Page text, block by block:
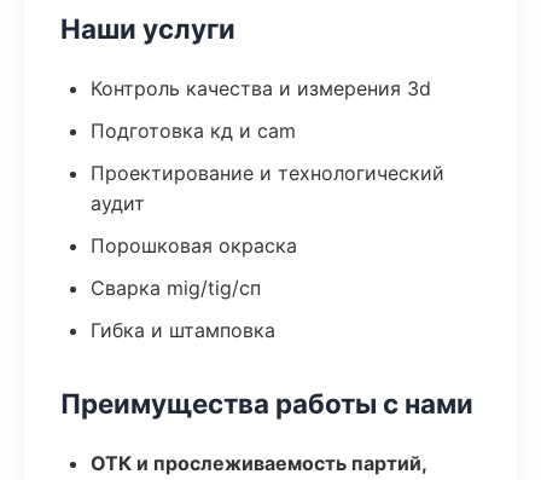
Наши услуги
Контроль качества и измерения 3d
Подготовка кд и cam
Проектирование и технологический
аудит
Порошковая окраска
Сварка mig/tig/сп
Гибка и штамповка
Преимущества работы с нами
ОТК и прослеживаемость партий,